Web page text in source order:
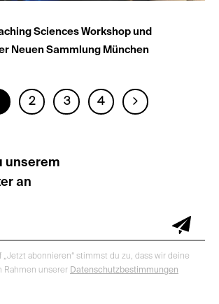
Sciences Workshop und
Neuen Sammlung München
2 3 4
unserem
an
„Jetzt abonnieren“ stimmst du zu, dass wir deine
Rahmen unserer Datenschutzbestimmungen